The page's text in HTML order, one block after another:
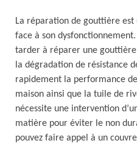
La réparation de gouttière
face à son
tarder à réparer une
la dégradation de résistance
rapidement la performance
maison ainsi que la tuile de
nécessite une intervention
matière pour éviter le non
pouvez faire appel à un